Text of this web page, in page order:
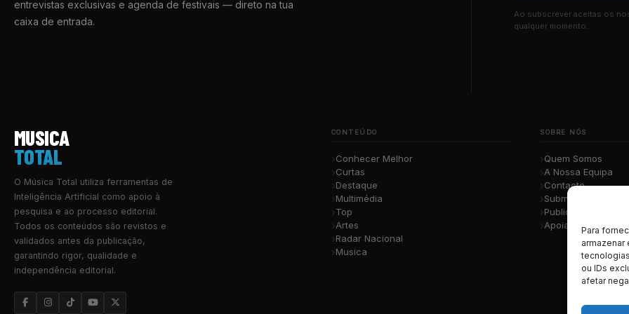
Para
ou IDs
afetar
entrevistas exclusivas e agenda de festivais — direto na tua
caixa de entrada.
Ao subscrever aceitas os
qualquer momento.
MUSICA
TOTAL
O Música Total utiliza ferramentas de
Inteligência Artificial como apoio à
pesquisa e ao processo editorial.
Todos os conteúdos são revistos e
validados antes da publicação,
garantindo rigor, qualidade e
independência editorial.
CONTEÚDO
Conhecer Melhor
Curtas
Destaque
Multimédia
Top
Artes
Radar Nacional
Musica
SOBRE NÓS
Quem Somos
A Nossa Equipa
Contacto
Submete a Tua
Publicidade
Apoiar o Projeto